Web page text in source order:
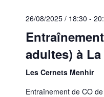
26/08/2025 / 18:30 -
adultes) à
Les Cernets Menhir
Entraînement de CO